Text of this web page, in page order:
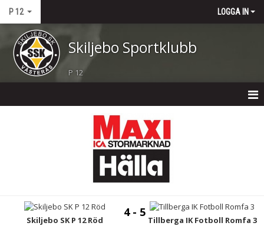
P 12 LOGGA IN
Skiljebo Sportklubb
P 12
TRUPPENSkiljebo SK P 12 Röd
4 - 5
Tillberga IK Fotboll Romfa 3